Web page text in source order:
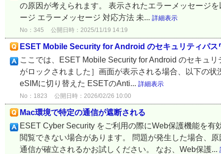
の原因が考えられます。 表示されたエラーメッセージ
ージ エラーメッセージ 対応方法 未... 詳細表示
No：345 公開日時：2025/11/19 14:19
ESET Mobile Security for Android のセキュリティパス
ここでは、ESET Mobile Security for Android のセキュ
がロックされました］画面が表示される場合、以下の
eSIMに切り替えた ESETのAnti... 詳細表示
No：1823 公開日時：2026/02/26 10:00
Mac環境で特定の通信が遮断される
ESET Cyber Security をご利用の際にWeb保護機能を
閲覧できない場合があります。 問題が発生した場合、
通信が確立されるかお試しください。 なお、Web保護...